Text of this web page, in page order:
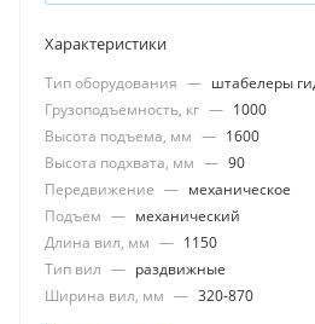
Характеристики
Тип оборудования — штабелеры
Грузоподъемность, кг — 1000
Высота подъема, мм — 1600
Высота подхвата, мм — 90
Передвижение — механическое
Подъем — механический
Длина вил, мм — 1150
Тип вил — раздвижные
Ширина вил, мм — 320-870